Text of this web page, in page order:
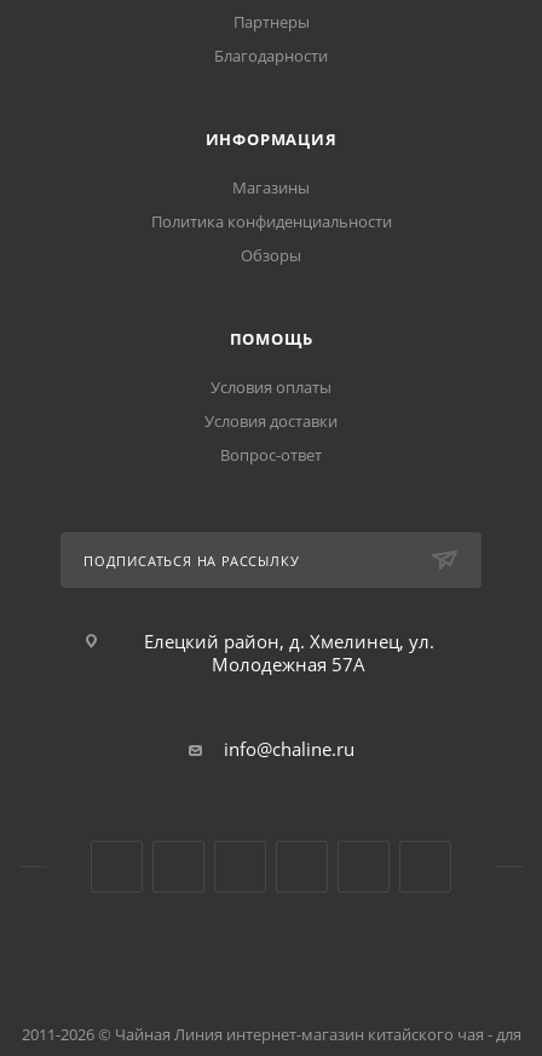
Партнеры
Благодарности
ИНФОРМАЦИЯ
Магазины
Политика конфиденциальности
Обзоры
ПОМОЩЬ
Условия оплаты
Условия доставки
Вопрос-ответ
ПОДПИСАТЬСЯ НА РАССЫЛКУ
Елецкий район, д. Хмелинец, ул.
Молодежная 57А
info@chaline.ru
2011-2026 © Чайная Линия интернет-магазин китайского чая - для